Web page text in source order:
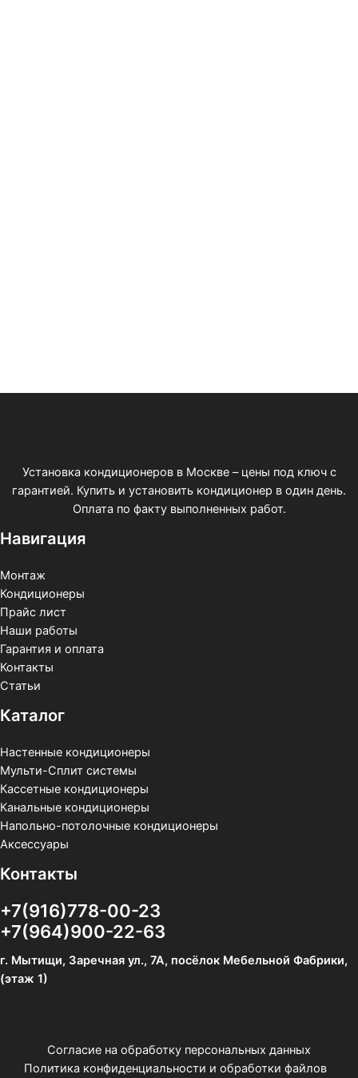
Установка кондиционеров в Москве – цены под ключ с
гарантией. Купить и установить кондиционер в один день.
Оплата по факту выполненных работ.
Навигация
Монтаж
Кондиционеры
Прайс лист
Наши работы
Гарантия и оплата
Контакты
Статьи
Каталог
Настенные кондиционеры
Мульти-Сплит системы
Кассетные кондиционеры
Канальные кондиционеры
Напольно-потолочные кондиционеры
Аксессуары
Контакты
+7(916)778-00-23
+7(964)900-22-63
г. Мытищи, Заречная ул., 7А, посёлок Мебельной Фабрики,
(этаж 1)
Согласие на обработку персональных данных
Политика конфиденциальности и обработки файлов